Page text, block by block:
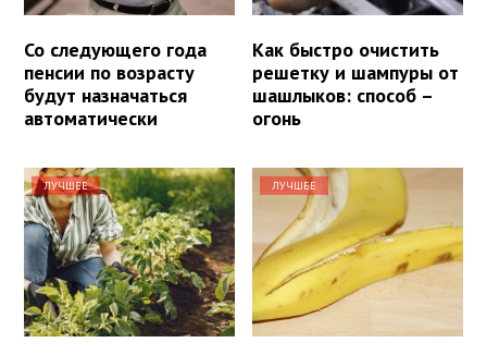
Со следующего года
пенсии по возрасту
будут назначаться
автоматически
Как быстро очистить
решетку и шампуры от
шашлыков: способ –
огонь
ЛУЧШЕЕ ЛУЧШЕЕ